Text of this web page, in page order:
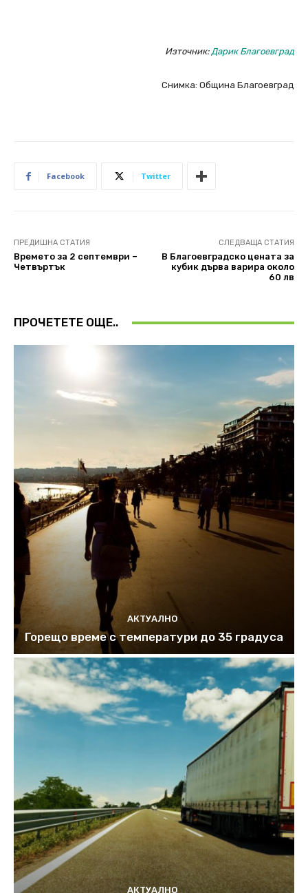
Източник:Дарик Благоевград
Снимка: Община Благоевград
Facebook Twitter
ПРЕДИШНА СТАТИЯ
Времето за 2 септември –
Четвъртък
СЛЕДВАЩА СТАТИЯ
В Благоевградско цената за
кубик дърва варира около
60 лв
ПРОЧЕТЕТЕ ОЩЕ..
АКТУАЛНО
Горещо време с температури до 35 градуса
АКТУАЛНО